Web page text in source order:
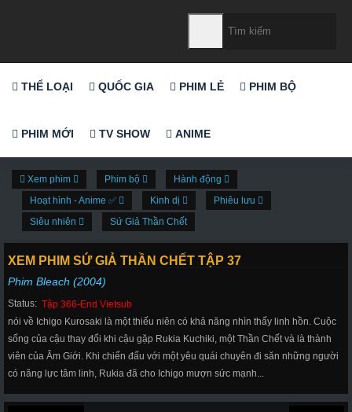
THỂ LOẠI QUỐC GIA PHIM LẺ PHIM BỘ
PHIM MỚI TV SHOW ANIME
Xem phim Phim bộ
Hành động
Hoạt hình - Anime ✅
Kinh dị
Phiêu lưu
Siêu nhiên
Sứ Giả Thần Chết
XEM PHIM SỨ GIẢ THẦN CHẾT TẬP 37
Phim Bleach (2004)
Status: Tập 366-End Vietsub
nói về Ichigo Kurosaki là một thiếu niên có khả năng nhìn thấy linh hồn. Cuộc
sống của cậu thay đổi khi cậu gặp Rukia Kuchiki, một Thần Chết và là thành
viên của Âm Giới. Khi chiến đấu với một yêu quái chuyên đi săn những người
có năng lực tâm linh, Rukia đã cho Ichigo mượn sức mạnh...